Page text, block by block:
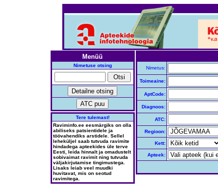
Menüü
Nimetuse otsing
Tere tulemast!
Raviminfo.ee eesmärgiks on olla
abiliseks patsientidele ja
töövahendiks arstidele. Sellel
leheküljel saab tutvuda ravimite
hindadega apteekides üle terve
Eesti, leida hinnalt ja omadustelt
sobivaimat ravimit ning tutvuda
väljakirjutamise tingimustega.
Lisaks leiab veel muudki
huvitavat, mis on seotud
ravimitega.
Nimetus:
Toimeaine:
AptCode:
Diagnoos:
ATC:
Regioon:
Kett:
Apteek: